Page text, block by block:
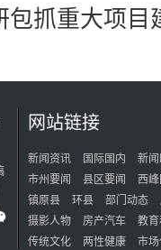
抓重大项目
网站链接
新闻资讯 国际国内
新
市州要闻
县区要闻
西
镇原县
环县 部门动态
摄影人物
房产汽车
教
传统文化
两性健康
市